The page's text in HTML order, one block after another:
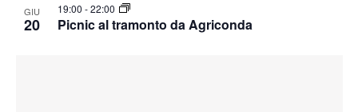
GIU
20 Picnic al tramonto da Agriconda
19:00 -22:00